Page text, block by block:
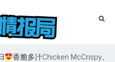
香脆多汁Chicken McCrispy、